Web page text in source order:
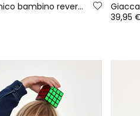
Parka in tessuto tecnico bambino reversibile blu multicolore
39,95